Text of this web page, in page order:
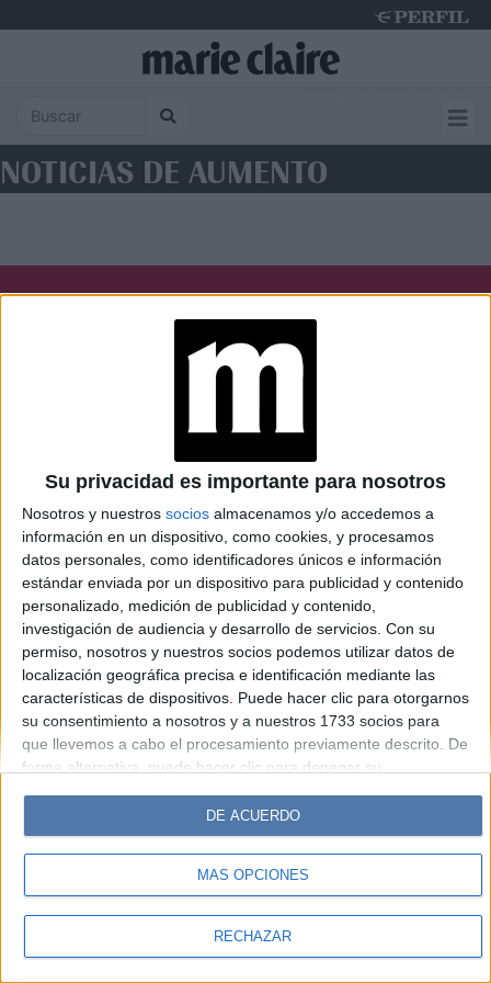
Su privacidad es importante para nosotros
Nosotros y nuestros socios almacenamos y/o accedemos a
información en un dispositivo, como cookies, y procesamos
datos personales, como identificadores únicos e información
estándar enviada por un dispositivo para publicidad y contenido
personalizado, medición de publicidad y contenido,
investigación de audiencia y desarrollo de servicios. Con su
permiso, nosotros y nuestros socios podemos utilizar datos de
localización geográfica precisa e identificación mediante las
características de dispositivos. Puede hacer clic para otorgarnos
su consentimiento a nosotros y a nuestros 1733 socios para
que llevemos a cabo el procesamiento previamente descrito. De
forma alternativa, puede hacer clic para denegar su
cambiar sus preferencias antes de otorgar su consentimiento.
Tenga en cuenta que algún procesamiento de sus datos
personales puede no requerir de su consentimiento, pero usted
tiene el derecho de rechazar tal procesamiento. Sus
sus preferencias o retirar su consentimiento en cualquier
MÁS OPCIONES
RECHAZAR
DE ACUERDO
NOTICIAS DE AUMENTO
Caras Noticias
Weekend Parabrisas
Look
Luz Mía Lunateen Break BATimes
© Perfil.com 2006-2019 - Todos los derechos reservados
Registro de Propiedad Intelectual: Nro. 5346433